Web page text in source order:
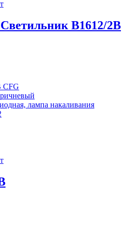
B1612/2B
CFG
лампа накаливания